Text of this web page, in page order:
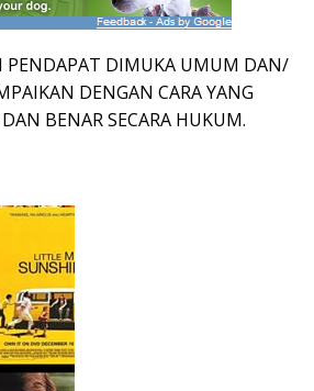
PENDAPAT DIMUKA UMUM DAN/
DENGAN CARA YANG
BENAR SECARA HUKUM.